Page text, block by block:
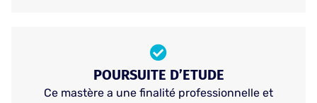
POURSUITE D’ETUDE
Ce mastère a une finalité professionnelle et